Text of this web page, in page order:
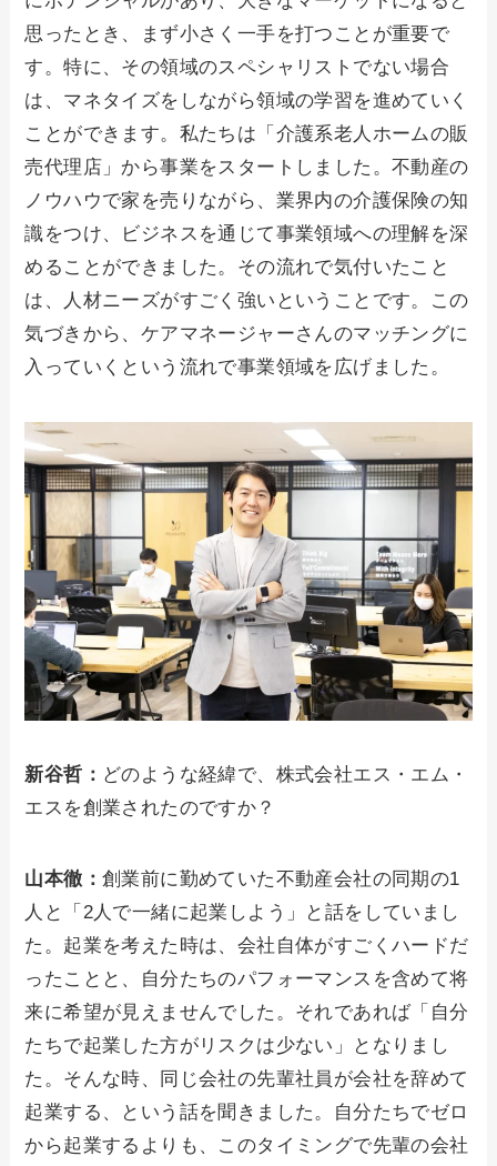
思ったとき、まず小さく一手を打つことが重要で
す。特に、その領域のスペシャリストでない場合
は、マネタイズをしながら領域の学習を進めていく
ことができます。私たちは「介護系老人ホームの販
売代理店」から事業をスタートしました。不動産の
ノウハウで家を売りながら、業界内の介護保険の知
識をつけ、ビジネスを通じて事業領域への理解を深
めることができました。その流れで気付いたこと
は、人材ニーズがすごく強いということです。この
気づきから、ケアマネージャーさんのマッチングに
入っていくという流れで事業領域を広げました。
新谷哲： どのような経緯で、株式会社エス・エム・
エスを創業されたのですか？
山本徹：創業前に勤めていた不動産会社の同期の1
人と「2人で一緒に起業しよう」と話をしていまし
た。起業を考えた時は、会社自体がすごくハードだ
ったことと、自分たちのパフォーマンスを含めて将
来に希望が見えませんでした。それであれば「自分
たちで起業した方がリスクは少ない」となりまし
た。そんな時、同じ会社の先輩社員が会社を辞めて
起業する、という話を聞きました。自分たちでゼロ
から起業するよりも、このタイミングで先輩の会社